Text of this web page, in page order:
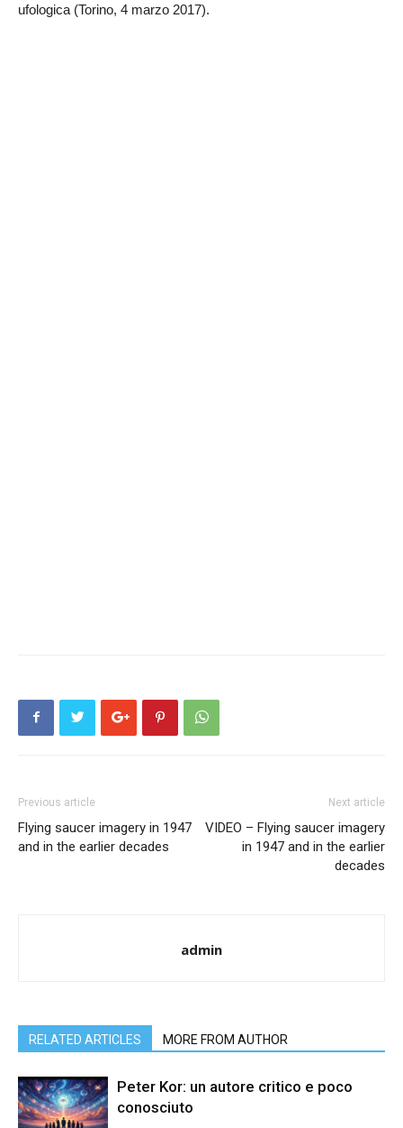
ufologica (Torino, 4 marzo 2017).
Previous article
Flying saucer imagery in 1947
and in the earlier decades
Next article
VIDEO – Flying saucer imagery
in 1947 and in the earlier
decades
admin
RELATED ARTICLES MORE FROM AUTHOR
Peter Kor: un autore critico e poco
conosciuto